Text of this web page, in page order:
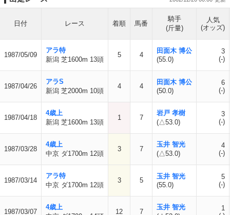
日付 レース 着順 馬番
騎手
(斤量)
人気
(オッズ)
1987/05/09
アラ特
新潟 芝1600m 13頭
5 4
田面木 博公
(55.0)
3
(-)
1987/04/26
アラS
新潟 芝2000m 10頭
4 4
田面木 博公
(50.0)
6
(-)
1987/04/18
4歳上
新潟 芝1600m 13頭
1 7
岩戸 孝樹
(△53.0)
3
(-)
1987/03/28
4歳上
中京 ダ1700m 12頭
3 7
玉井 智光
(△53.0)
4
(-)
1987/03/14
アラ特
中京 ダ1700m 12頭
3 5
玉井 智光
(55.0)
5
(-)
1987/03/07
4歳上
12 7
玉井 智光
1